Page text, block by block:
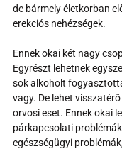
de bármely életkorban
erekciós nehézségek.
Ennek okai két nagy
Egyrészt lehetnek
sok alkoholt
vagy. De lehet
orvosi eset. Ennek okai
párkapcsolati
egészségügyi